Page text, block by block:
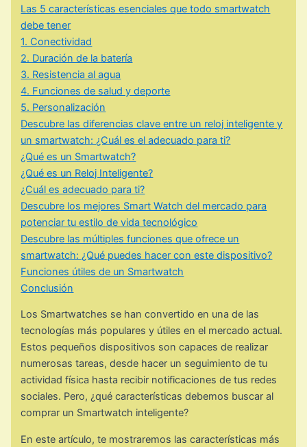
Las 5 características esenciales que todo smartwatch
debe tener
1. Conectividad
2. Duración de la batería
3. Resistencia al agua
4. Funciones de salud y deporte
5. Personalización
Descubre las diferencias clave entre un reloj inteligente y
un smartwatch: ¿Cuál es el adecuado para ti?
¿Qué es un Smartwatch?
¿Qué es un Reloj Inteligente?
¿Cuál es adecuado para ti?
Descubre los mejores Smart Watch del mercado para
potenciar tu estilo de vida tecnológico
Descubre las múltiples funciones que ofrece un
smartwatch: ¿Qué puedes hacer con este dispositivo?
Funciones útiles de un Smartwatch
Conclusión
Los Smartwatches se han convertido en una de las
tecnologías más populares y útiles en el mercado actual.
Estos pequeños dispositivos son capaces de realizar
numerosas tareas, desde hacer un seguimiento de tu
actividad física hasta recibir notificaciones de tus redes
sociales. Pero, ¿qué características debemos buscar al
comprar un Smartwatch inteligente?
En este artículo, te mostraremos las características más